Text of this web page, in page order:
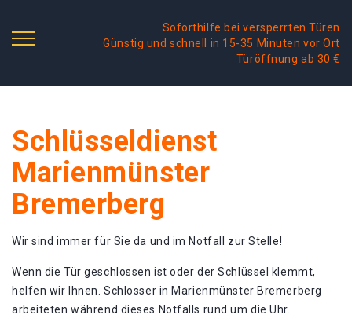
Soforthilfe bei versperrten Türen
Günstig und schnell in 15-35 Minuten vor Ort
Türöffnung ab 30 €
Schlüsseldienst
Marienmünster
Bremerberg
Wir sind immer für Sie da und im Notfall zur Stelle!
Wenn die Tür geschlossen ist oder der Schlüssel klemmt,
helfen wir Ihnen. Schlosser in Marienmünster Bremerberg
arbeiteten während dieses Notfalls rund um die Uhr.